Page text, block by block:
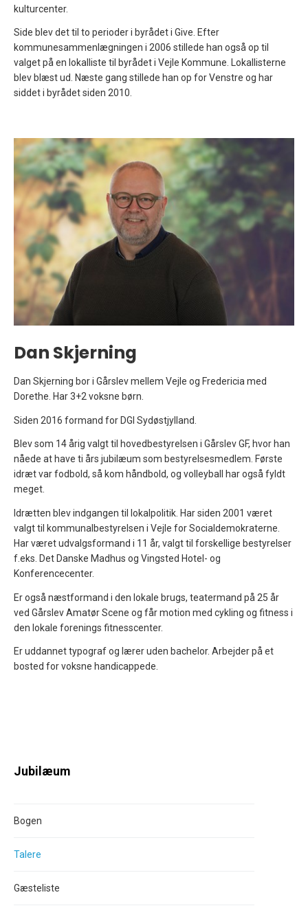
kulturcenter.
Side blev det til to perioder i byrådet i Give. Efter
kommunesammenlægningen i 2006 stillede han også op til
valget på en lokalliste til byrådet i Vejle Kommune. Lokallisterne
blev blæst ud. Næste gang stillede han op for Venstre og har
siddet i byrådet siden 2010.
Dan Skjerning
Dan Skjerning bor i Gårslev mellem Vejle og Fredericia med
Dorethe. Har 3+2 voksne børn.
Siden 2016 formand for DGI Sydøstjylland.
Blev som 14 årig valgt til hovedbestyrelsen i Gårslev GF, hvor han
nåede at have ti års jubilæum som bestyrelsesmedlem. Første
idræt var fodbold, så kom håndbold, og volleyball har også fyldt
meget.
Idrætten blev indgangen til lokalpolitik. Har siden 2001 været
valgt til kommunalbestyrelsen i Vejle for Socialdemokraterne.
Har været udvalgsformand i 11 år, valgt til forskellige bestyrelser
f.eks. Det Danske Madhus og Vingsted Hotel- og
Konferencecenter.
Er også næstformand i den lokale brugs, teatermand på 25 år
ved Gårslev Amatør Scene og får motion med cykling og fitness i
den lokale forenings fitnesscenter.
Er uddannet typograf og lærer uden bachelor. Arbejder på et
bosted for voksne handicappede.
Jubilæum
Bogen
Talere
Gæsteliste